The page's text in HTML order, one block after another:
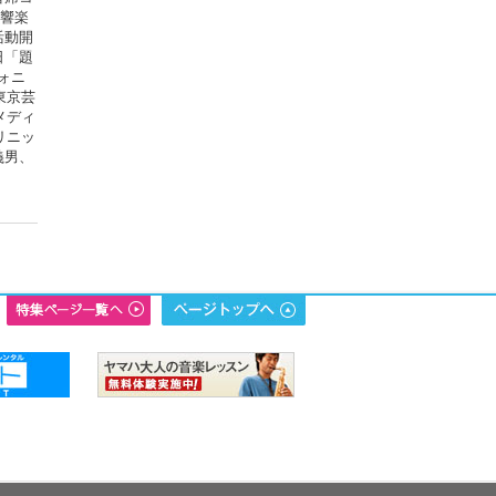
楽
開
題
ニ
京芸
ディ
ニッ
、